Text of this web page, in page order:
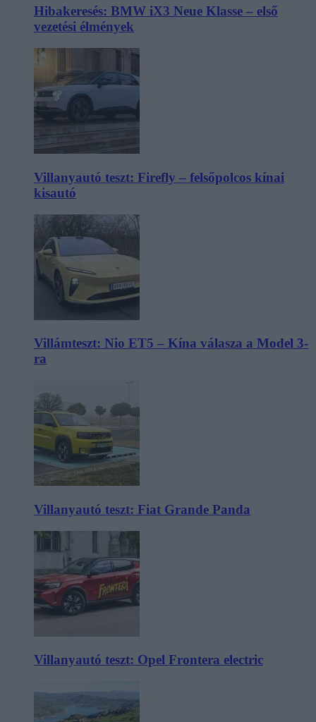
Hibakeresés: BMW iX3 Neue Klasse – első
vezetési élmények
Villanyautó teszt: Firefly – felsőpolcos kínai
kisautó
Villámteszt: Nio ET5 – Kína válasza a Model 3-
ra
Villanyautó teszt: Fiat Grande Panda
Villanyautó teszt: Opel Frontera electric